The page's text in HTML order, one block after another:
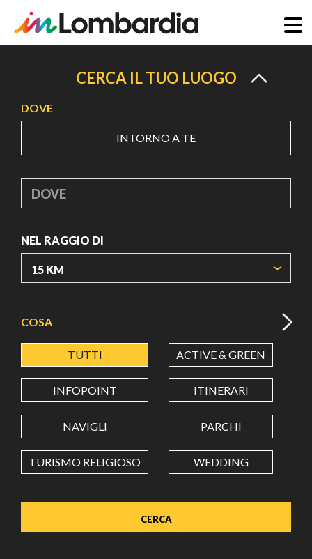
principale
CERCA IL TUO LUOGO
DOVE
INTORNO A TE
DOVE
NEL RAGGIO DI
LATITUDINE
LONGITUDINE
Value in decimal degrees. Use dot (.) as decimal separator.
COSA
TUTTI ACTIVE & GREEN
INFOPOINT ITINERARI
NAVIGLI PARCHI
TURISMO RELIGIOSO WEDDING